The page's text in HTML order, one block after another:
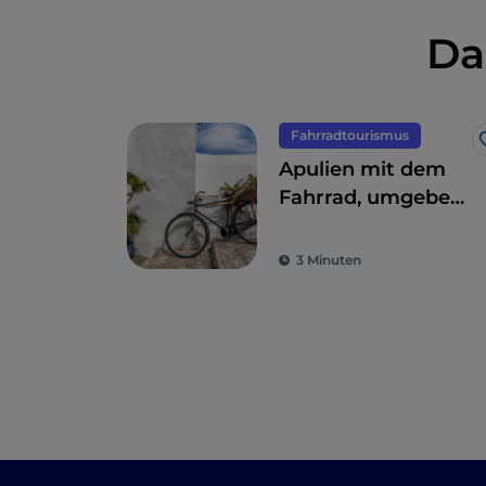
Fahrradtourismus
Apulien mit dem
Fahrrad, umgeben
Olivenbäumen und
3 Minuten